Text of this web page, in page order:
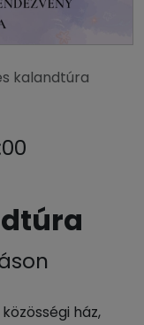
kalandtúra
ház,